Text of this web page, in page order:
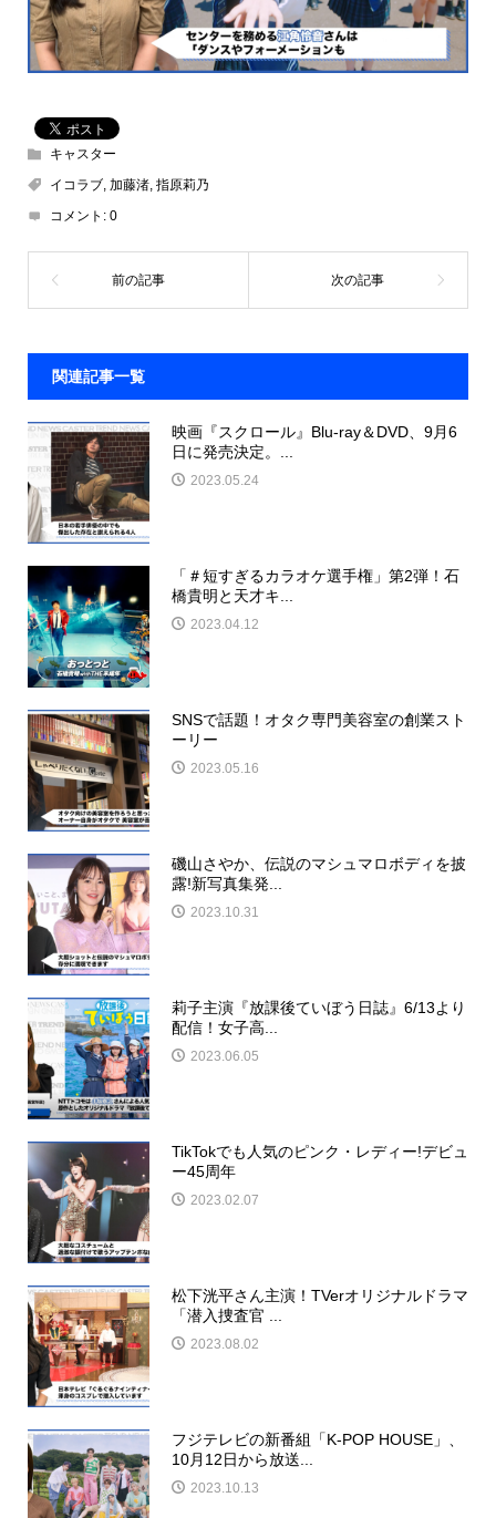
キャスター
イコラブ, 加藤渚, 指原莉乃
コメント: 0
関連記事一覧
映画『スクロール』Blu-ray＆DVD、9月6
日に発売決定。...
2023.05.24
「＃短すぎるカラオケ選手権」第2弾！石
橋貴明と天才キ...
2023.04.12
SNSで話題！オタク専門美容室の創業スト
ーリー
2023.05.16
磯山さやか、伝説のマシュマロボディを披
露!新写真集発...
2023.10.31
莉子主演『放課後ていぼう日誌』6/13より
配信！女子高...
2023.06.05
TikTokでも人気のピンク・レディー!デビュ
ー45周年
2023.02.07
松下洸平さん主演！TVerオリジナルドラマ
「潜入捜査官 ...
2023.08.02
フジテレビの新番組「K-POP HOUSE」、
10月12日から放送...
2023.10.13